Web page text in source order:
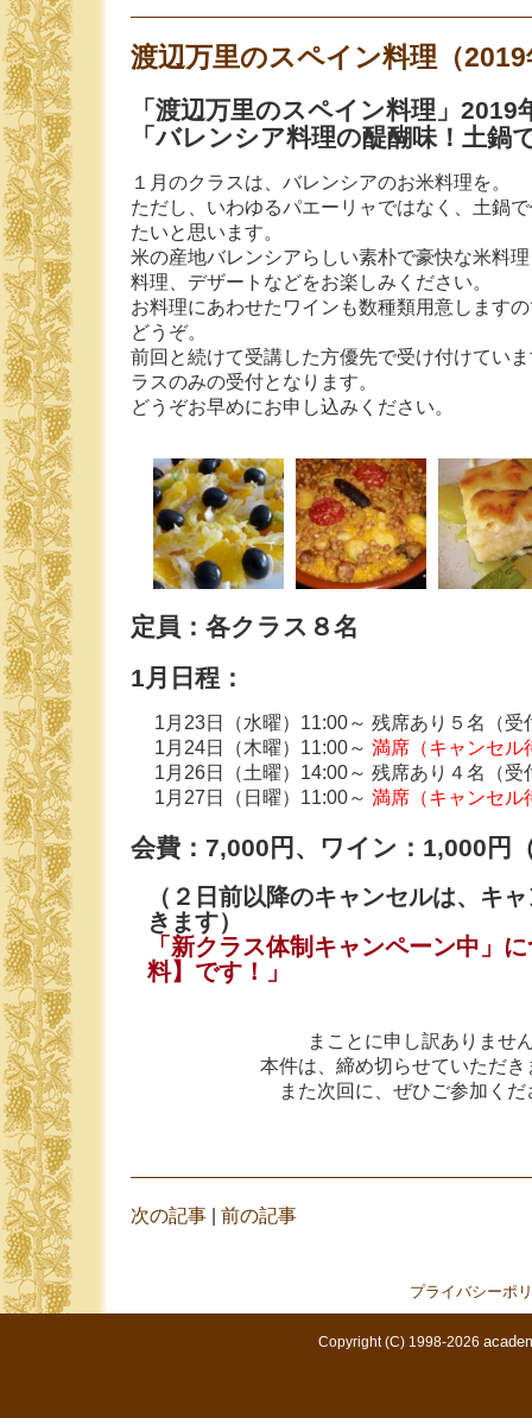
渡辺万里のスペイン料理（
「渡辺万里のスペイン料理」2019
「バレンシア料理の醍醐味！土鍋
１月のクラスは、バレンシアのお米料理を。
ただし、いわゆるパエーリャではなく、土鍋
たいと思います。
米の産地バレンシアらしい素朴で豪快な米料
料理、デザートなどをお楽しみください。
お料理にあわせたワインも数種類用意します
どうぞ。
前回と続けて受講した方優先で受け付けてい
ラスのみの受付となります。
どうぞお早めにお申し込みください。
定員：各クラス８名
1月日程：
1月23日（水曜）11:00～ 残席あり５名（受
1月24日（木曜）11:00～ 満席（キャンセル
1月26日（土曜）14:00～ 残席あり４名（受
1月27日（日曜）11:00～ 満席（キャンセル
会費：7,000円、ワイン：1,000円
（２日前以降のキャンセルは、キ
きます）
「新クラス体制キャンペーン中」
料】です！」
まことに申し訳ありませ
本件は、締め切らせていただき
また次回に、ぜひご参加くだ
次の記事 | 前の記事
プライバシーポ
Copyright (C) 1998-2026